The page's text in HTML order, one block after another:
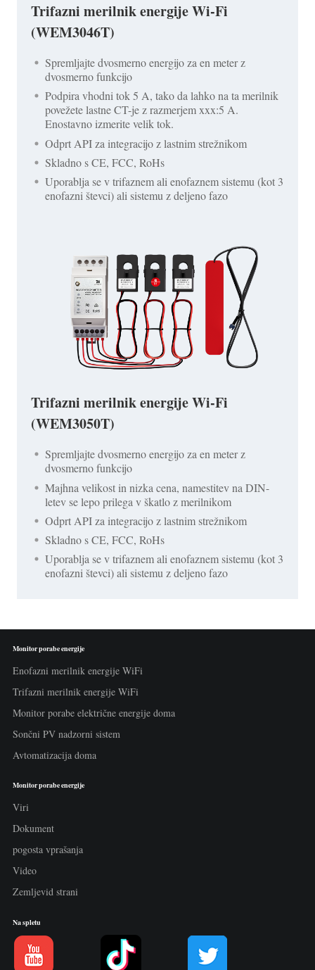
Trifazni merilnik energije Wi-Fi
(WEM3046T)
Spremljajte dvosmerno energijo za en meter z
dvosmerno funkcijo
Podpira vhodni tok 5 A, tako da lahko na ta merilnik
povežete lastne CT-je z razmerjem xxx:5 A.
Enostavno izmerite velik tok.
Odprt API za integracijo z lastnim strežnikom
Skladno s CE, FCC, RoHs
Uporablja se v trifaznem ali enofaznem sistemu (kot 3
enofazni števci) ali sistemu z deljeno fazo
Trifazni merilnik energije Wi-Fi
(WEM3050T)
Spremljajte dvosmerno energijo za en meter z
dvosmerno funkcijo
Majhna velikost in nizka cena, namestitev na DIN-
letev se lepo prilega v škatlo z merilnikom
Odprt API za integracijo z lastnim strežnikom
Skladno s CE, FCC, RoHs
Uporablja se v trifaznem ali enofaznem sistemu (kot 3
enofazni števci) ali sistemu z deljeno fazo
Monitor porabe energije
Enofazni merilnik energije WiFi
Trifazni merilnik energije WiFi
Monitor porabe električne energije doma
Sončni PV nadzorni sistem
Avtomatizacija doma
Monitor porabe energije
Viri
Dokument
pogosta vprašanja
Video
Zemljevid strani
Na spletu